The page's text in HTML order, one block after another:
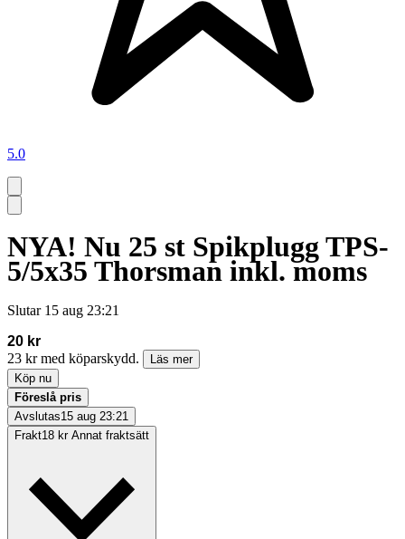
5.0
NYA! Nu 25 st Spikplugg TPS-
5/5x35 Thorsman inkl. moms
Slutar 15 aug 23:21
20 kr
23 kr med köparskydd.
Läs mer
Köp nu
Föreslå pris
Avslutas15 aug 23:21
Frakt18 kr Annat fraktsätt